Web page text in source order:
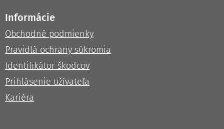
Informácie
Obchodné podmienky
Pravidlá ochrany súkromia
Identifikátor škodcov
Prihlásenie užívateľa
Kariéra